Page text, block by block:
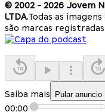
© 2002 - 2026 Jovem
LTDA.Todas as
são marcas
Saiba mais Pular anuncio
00:00